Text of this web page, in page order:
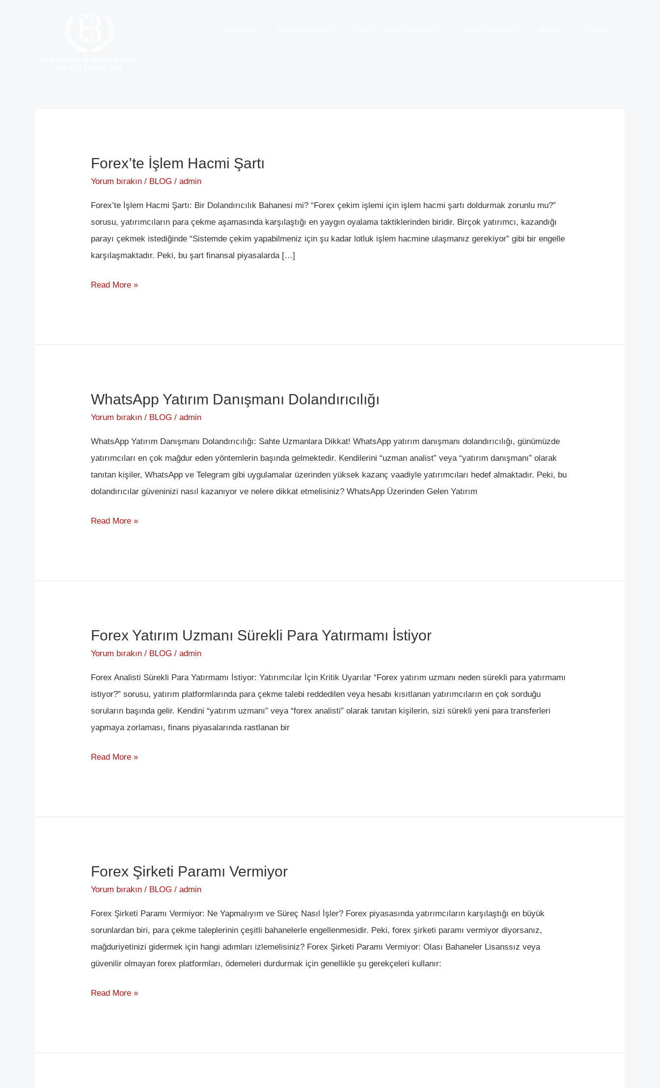
Forex’te İşlem Hacmi Şartı
Yorum bırakın / BLOG /admin
Forex’te İşlem Hacmi Şartı: Bir Dolandırıcılık Bahanesi mi? “Forex çekim işlemi için işlem hacmi şartı doldurmak zorunlu mu?”
sorusu, yatırımcıların para çekme aşamasında karşılaştığı en yaygın oyalama taktiklerinden biridir. Birçok yatırımcı, kazandığı
parayı çekmek istediğinde “Sistemde çekim yapabilmeniz için şu kadar lotluk işlem hacmine ulaşmanız gerekiyor” gibi bir engelle
karşılaşmaktadır. Peki, bu şart finansal piyasalarda […]
Forex’te
İşlem
Şartı
Read More »
WhatsApp Yatırım Danışmanı Dolandırıcılığı
Yorum bırakın / BLOG /admin
WhatsApp Yatırım Danışmanı Dolandırıcılığı: Sahte Uzmanlara Dikkat! WhatsApp yatırım danışmanı dolandırıcılığı, günümüzde
yatırımcıları en çok mağdur eden yöntemlerin başında gelmektedir. Kendilerini “uzman analist” veya “yatırım danışmanı” olarak
tanıtan kişiler, WhatsApp ve Telegram gibi uygulamalar üzerinden yüksek kazanç vaadiyle yatırımcıları hedef almaktadır. Peki, bu
dolandırıcılar güveninizi nasıl kazanıyor ve nelere dikkat etmelisiniz? WhatsApp Üzerinden Gelen Yatırım
WhatsApp
Yatırım
Dolandırıcılığı
Read More »
Forex Yatırım Uzmanı Sürekli Para Yatırmamı İstiyor
Yorum bırakın / BLOG /admin
Forex Analisti Sürekli Para Yatırmamı İstiyor: Yatırımcılar İçin Kritik Uyarılar “Forex yatırım uzmanı neden sürekli para yatırmamı
istiyor?” sorusu, yatırım platformlarında para çekme talebi reddedilen veya hesabı kısıtlanan yatırımcıların en çok sorduğu
soruların başında gelir. Kendini “yatırım uzmanı” veya “forex analisti” olarak tanıtan kişilerin, sizi sürekli yeni para transferleri
yapmaya zorlaması, finans piyasalarında rastlanan bir
Forex
Yatırım
Sürekli
Para
Yatırmamı
İstiyor
Read More »
Forex Şirketi Paramı Vermiyor
Yorum bırakın / BLOG /admin
Forex Şirketi Paramı Vermiyor: Ne Yapmalıyım ve Süreç Nasıl İşler? Forex piyasasında yatırımcıların karşılaştığı en büyük
sorunlardan biri, para çekme taleplerinin çeşitli bahanelerle engellenmesidir. Peki, forex şirketi paramı vermiyor diyorsanız,
mağduriyetinizi gidermek için hangi adımları izlemelisiniz? Forex Şirketi Paramı Vermiyor: Olası Bahaneler Lisanssız veya
güvenilir olmayan forex platformları, ödemeleri durdurmak için genellikle şu gerekçeleri kullanır:
Forex
Şirketi
Vermiyor
Read More »